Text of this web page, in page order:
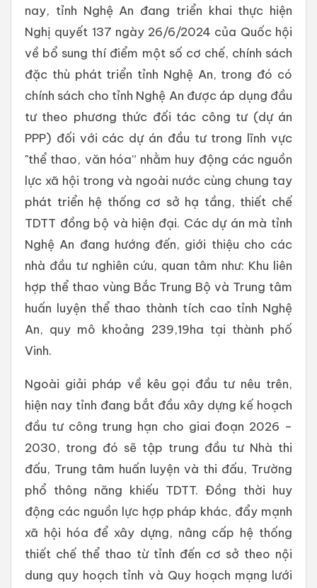
nay, tỉnh Nghệ An đang triển khai thực hiện
Nghị quyết 137 ngày 26/6/2024 của Quốc hội
về bổ sung thí điểm một số cơ chế, chính sách
đặc thù phát triển tỉnh Nghệ An, trong đó có
chính sách cho tỉnh Nghệ An được áp dụng đầu
tư theo phương thức đối tác công tư (dự án
PPP) đối với các dự án đầu tư trong lĩnh vực
"thể thao, văn hóa” nhằm huy động các nguồn
lực xã hội trong và ngoài nước cùng chung tay
phát triển hệ thống cơ sở hạ tầng, thiết chế
TDTT đồng bộ và hiện đại. Các dự án mà tỉnh
Nghệ An đang hướng đến, giới thiệu cho các
nhà đầu tư nghiên cứu, quan tâm như: Khu liên
hợp thể thao vùng Bắc Trung Bộ và Trung tâm
huấn luyện thể thao thành tích cao tỉnh Nghệ
An, quy mô khoảng 239,19ha tại thành phố
Vinh.
Ngoài giải pháp về kêu gọi đầu tư nêu trên,
hiện nay tỉnh đang bắt đầu xây dựng kế hoạch
đầu tư công trung hạn cho giai đoạn 2026 –
2030, trong đó sẽ tập trung đầu tư Nhà thi
đấu, Trung tâm huấn luyện và thi đấu, Trường
phổ thông năng khiếu TDTT. Đồng thời huy
động các nguồn lực hợp pháp khác, đẩy mạnh
xã hội hóa để xây dựng, nâng cấp hệ thống
thiết chế thể thao từ tỉnh đến cơ sở theo nội
dung quy hoạch tỉnh và Quy hoạch mạng lưới